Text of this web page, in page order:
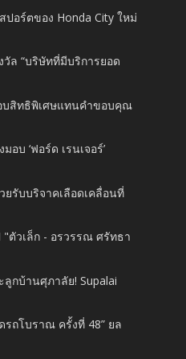
ปอร์ตของ Honda City ใหม่
ล “บริษัทที่มีบริการยอด
บสิทธิพิเศษแทนคำขอบคุณ
อบ ‘ฟอร์ด เรนเจอร์’
ยรับบริจาคเลือดเคลื่อนที่
วเล็ก - อรวรรณ ศรัทธา
ลูกบ้านศุภาลัย! Supalai
รถโบราณ ครั้งที่ 48” ยล